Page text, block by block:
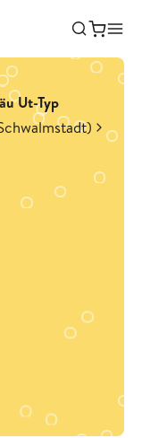
Ut-Typ